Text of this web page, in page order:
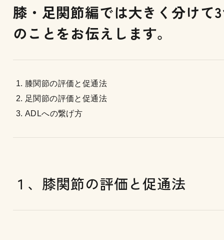
膝・足関節編では大きく分けて
のことをお伝えします。
膝関節の評価と促通法
足関節の評価と促通法
ADLへの繋げ方
１、膝関節の評価と促通法